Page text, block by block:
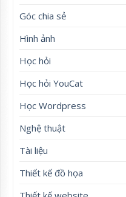
Góc chia sẻ
Hình ảnh
Học hỏi
Học hỏi YouCat
Học Wordpress
Nghệ thuật
Tài liệu
Thiết kế đồ họa